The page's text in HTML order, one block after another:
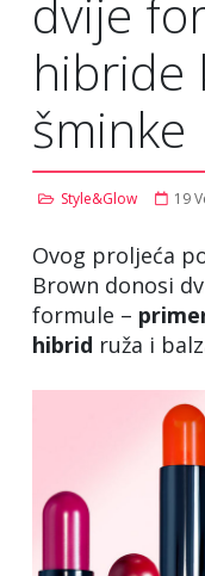
dvije
hibride
šminke
Style&Glow 19
Ovog proljeća
Brown donosi
formule –
hibrid ruža i